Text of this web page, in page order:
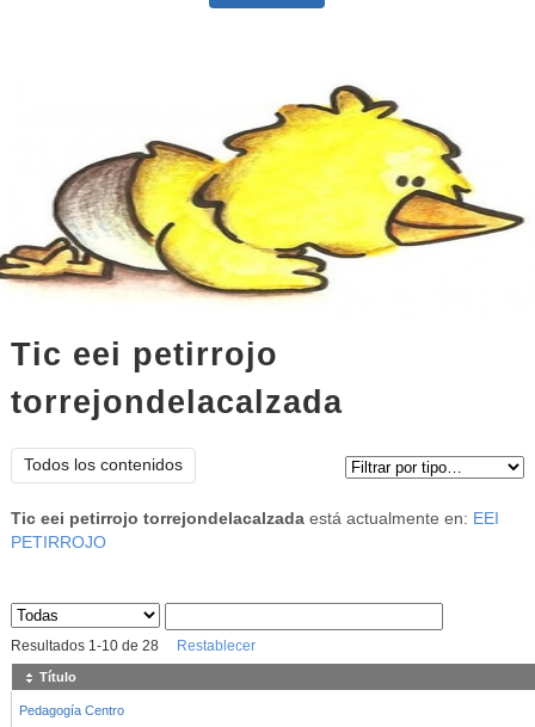
Tic eei petirrojo
torrejondelacalzada
Todos los contenidos
Tic eei petirrojo torrejondelacalzadaestá actualmente en: EEI
PETIRROJO
Sus archivos
Resultados 1-10de 28 Restablecer
Título
Pedagogía Centro